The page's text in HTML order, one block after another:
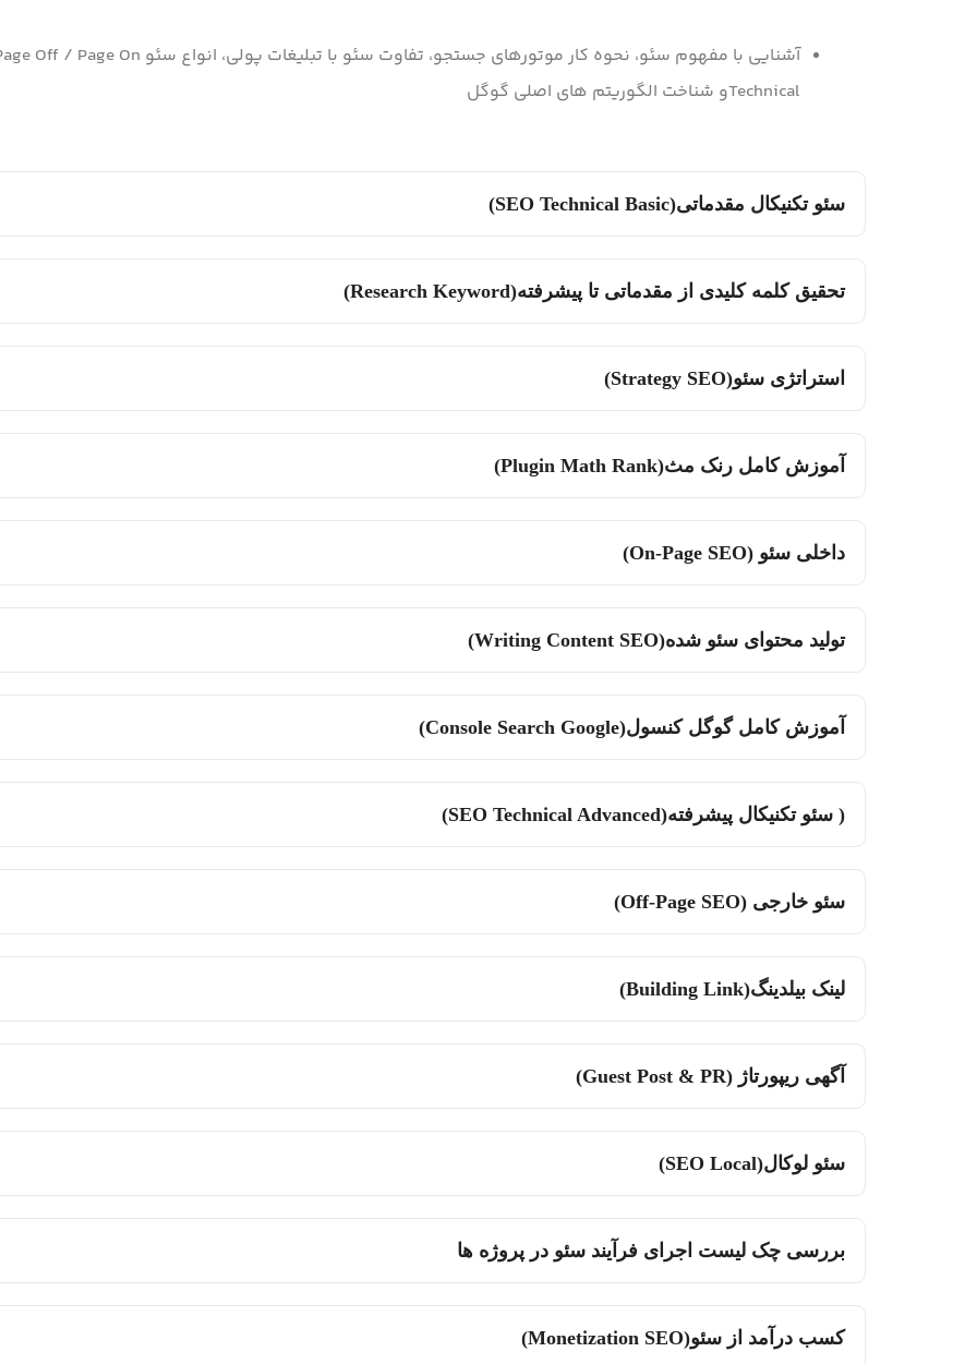
آشنایی با مفهوم سئو، نحوه کار موتورهای جستجو، تفاوت سئو با تبلیغات پولی، انواع سئو Page Off / Page On
Technicalو شناخت الگوریتم های اصلی گوگل
سئو تکنیکال مقدماتی(SEO Technical Basic)
تحقیق کلمه کلیدی از مقدماتی تا پیشرفته(Research Keyword)
استراتژی سئو(Strategy SEO)
آموزش کامل رنک مث(Plugin Math Rank)
داخلی سئو (On-Page SEO)
تولید محتوای سئو شده(Writing Content SEO)
آموزش کامل گوگل کنسول(Console Search Google)
( سئو تکنیکال پیشرفته(SEO Technical Advanced)
سئو خارجی (Off-Page SEO)
لینک بیلدینگ(Building Link)
آگهی ریپورتاژ (Guest Post & PR)
سئو لوکال(SEO Local)
بررسی چک لیست اجرای فرآیند سئو در پروژه ها
کسب درآمد از سئو(Monetization SEO)